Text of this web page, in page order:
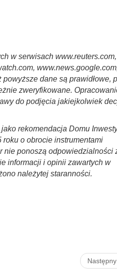
w serwisach www.reuters.com,
dane są prawidłowe,
zweryfikowane.
do podjęcia jakiejkolwiek
rekomendacja Domu
o obrocie instrumentami
nie ponoszą odpowiedzialności
informacji i opinii zawartych w
należytej staranności.